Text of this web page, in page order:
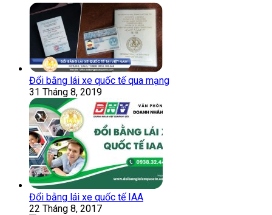
Đổi bằng lái xe quốc tế qua mạng
31 Tháng 8, 2019
Đổi bằng lái xe quốc tế IAA
22 Tháng 8, 2017